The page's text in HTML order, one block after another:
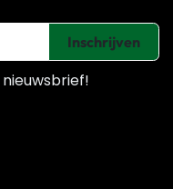
Inschrijven
nieuwsbrief!